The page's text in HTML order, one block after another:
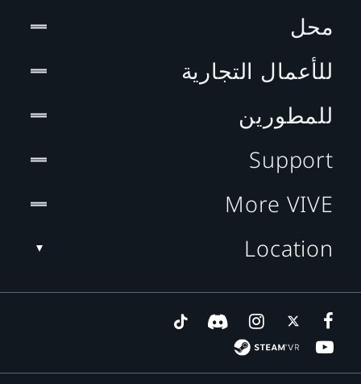
محل
للأعمال التجارية
للمطورين
Support
More VIVE
Location